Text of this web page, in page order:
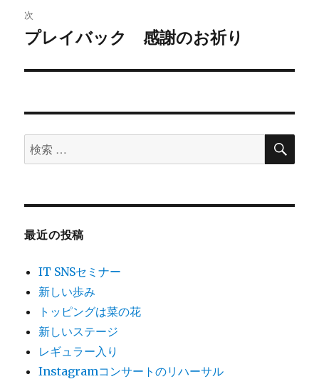
ゲ
ー
シ
ン
稿:
次
次
投
プレイバック 感謝のお祈り
検
索
象:
検
最近の投稿
IT SNSセミナー
新しい歩み
トッピングは菜の花
新しいステージ
レギュラー入り
Instagramコンサートのリハーサル